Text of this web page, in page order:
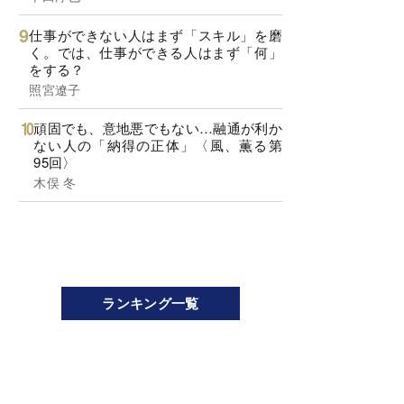
仕事ができない人はまず「スキル」を磨
く。では、仕事ができる人はまず「何」
をする？
照宮遼子
頑固でも、意地悪でもない…融通が利か
ない人の「納得の正体」〈風、薫る第
95回〉
木俣 冬
ランキング一覧